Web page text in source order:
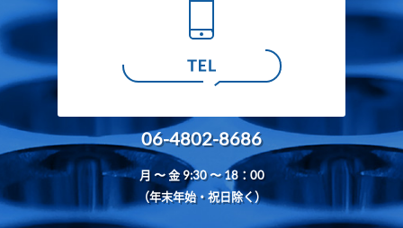
06-4802-8686
月 〜 金 9:30 〜 18：00
（年末年始・祝日除く）